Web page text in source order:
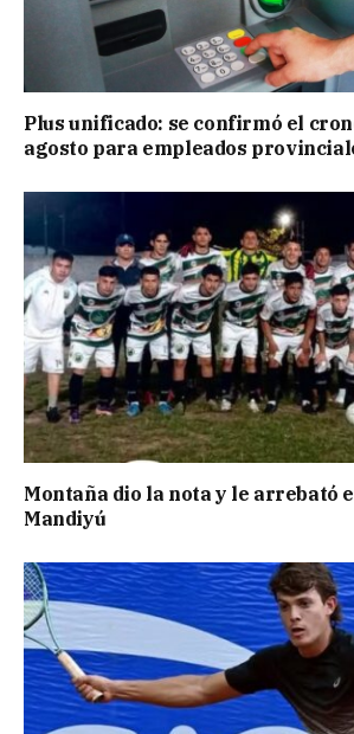
Plus unificado: se confirmó el
agosto para empleados
Montaña dio la nota y le arrebató
Mandiyú